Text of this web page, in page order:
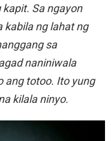
Sa ngayon
kabila ng lahat ng
sa
naniniwala
ang totoo. Ito yung
kilala ninyo.